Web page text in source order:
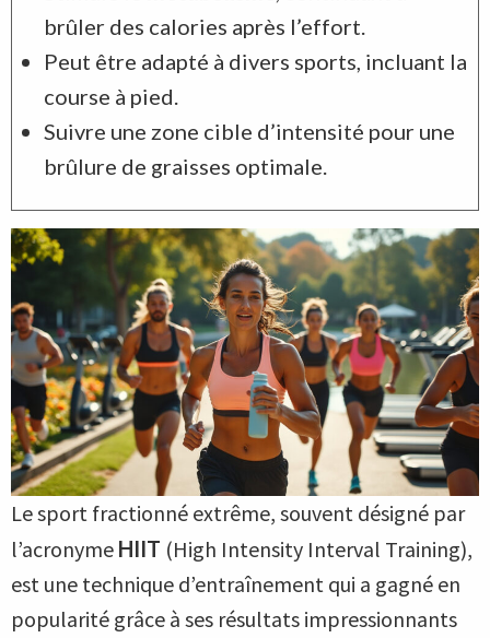
brûler des calories après l’effort.
Peut être adapté à divers sports, incluant la
course à pied.
Suivre une zone cible d’intensité pour une
brûlure de graisses optimale.
Le sport fractionné extrême, souvent désigné par
l’acronyme HIIT (High Intensity Interval Training),
est une technique d’entraînement qui a gagné en
popularité grâce à ses résultats impressionnants